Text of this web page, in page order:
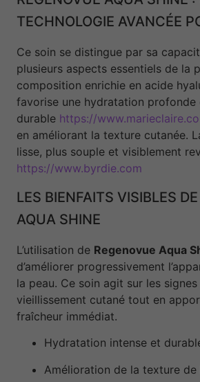
TECHNOLOGIE AVANCÉE
Ce soin se distingue par sa
plusieurs aspects essentiels de la
composition enrichie en acide
favorise une hydratation profonde
durable https://
en améliorant la texture cutanée.
lisse, plus souple et visiblement
https://www.byrdie.com
LES BIENFAITS VISIBLES
AQUA SHINE
L’utilisation de Regenovue Aqua
d’améliorer progressivement
la peau. Ce soin agit sur les
vieillissement cutané tout en
fraîcheur immédiat.
Hydratation intense et
Amélioration de la texture de